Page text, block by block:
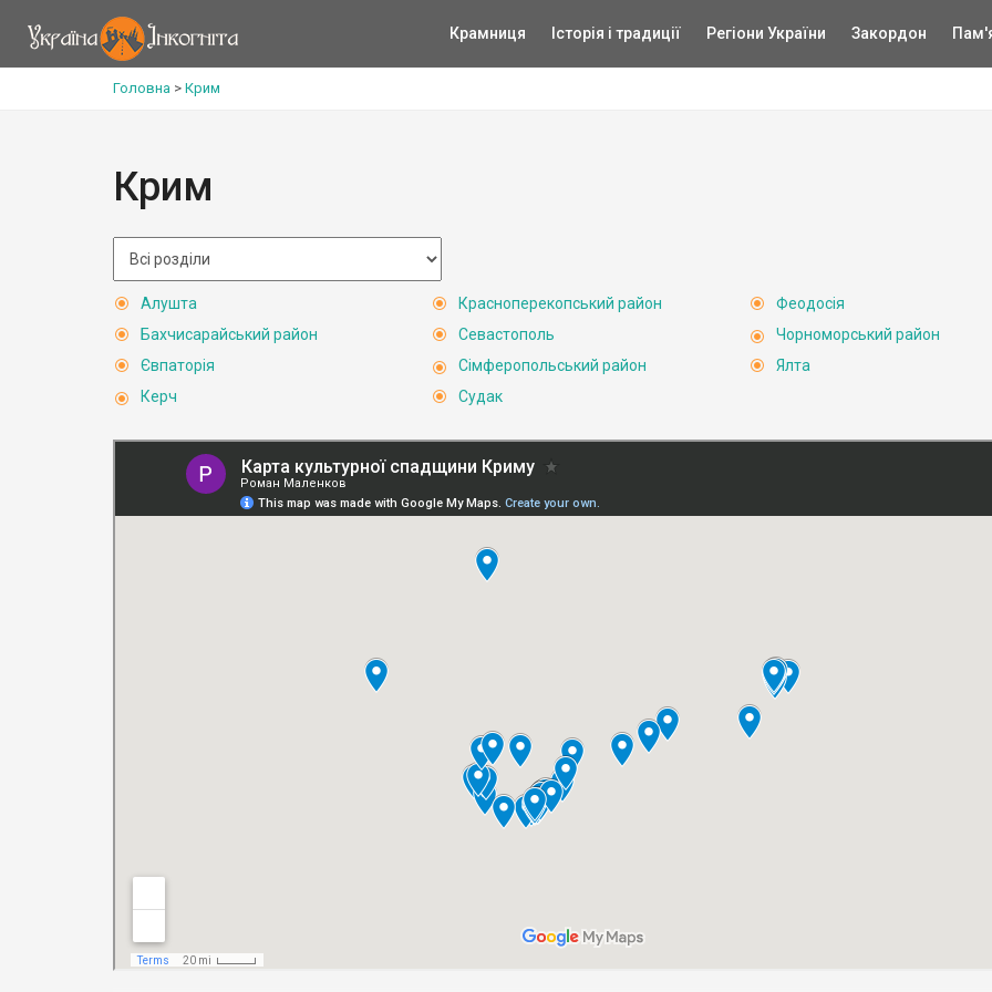
Крамниця Історія і традиції Регіони України Закордон
Головна > Крим
Крим
Алушта
Бахчисарайський район
Євпаторія
Керч
Красноперекопський район
Севастополь
Сімферопольський район
Судак
Феодосія
Чорноморський район
Ялта